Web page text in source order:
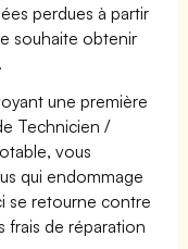
perdues à partir
souhaite obtenir
une première
Technicien /
vous
qui endommage
se retourne contre
frais de réparation